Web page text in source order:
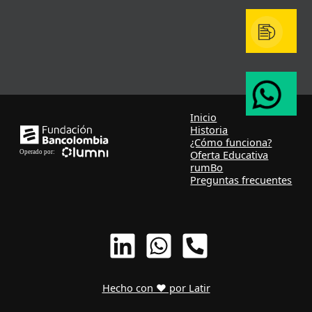
Inicio
Historia
¿Cómo funciona?
Oferta Educativa
rumBo
Preguntas frecuentes
Hecho con ❤ por Latir